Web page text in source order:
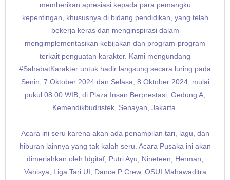
memberikan apresiasi kepada para pemangku
kepentingan, khususnya di bidang pendidikan, yang telah
bekerja keras dan menginspirasi dalam
mengimplementasikan kebijakan dan program-program
terkait penguatan karakter. Kami mengundang
#SahabatKarakter untuk hadir langsung secara luring pada
Senin, 7 Oktober 2024 dan Selasa, 8 Oktober 2024, mulai
pukul 08.00 WIB, di Plaza Insan Berprestasi, Gedung A,
Kemendikbudristek, Senayan, Jakarta.
Acara ini seru karena akan ada penampilan tari, lagu, dan
hiburan lainnya yang tak kalah seru. Acara Pusaka ini akan
dimeriahkan oleh Idgitaf, Putri Ayu, Nineteen, Herman,
Vanisya, Liga Tari UI, Dance P Crew, OSUI Mahawaditra